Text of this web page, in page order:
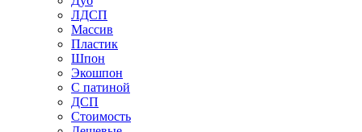
ЛДСП
Массив
Пластик
Шпон
Экошпон
С патиной
ДСП
Стоимость